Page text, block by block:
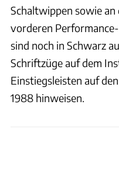
Schaltwippen sowie
vorderen
sind noch in Schwarz
Schriftzüge auf dem
Einstiegsleisten auf
1988 hinweisen.